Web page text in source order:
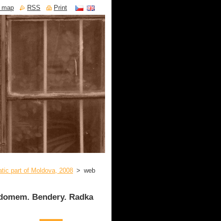
part of Moldova, 2008 > web
Bendery. Radka
RSS Print